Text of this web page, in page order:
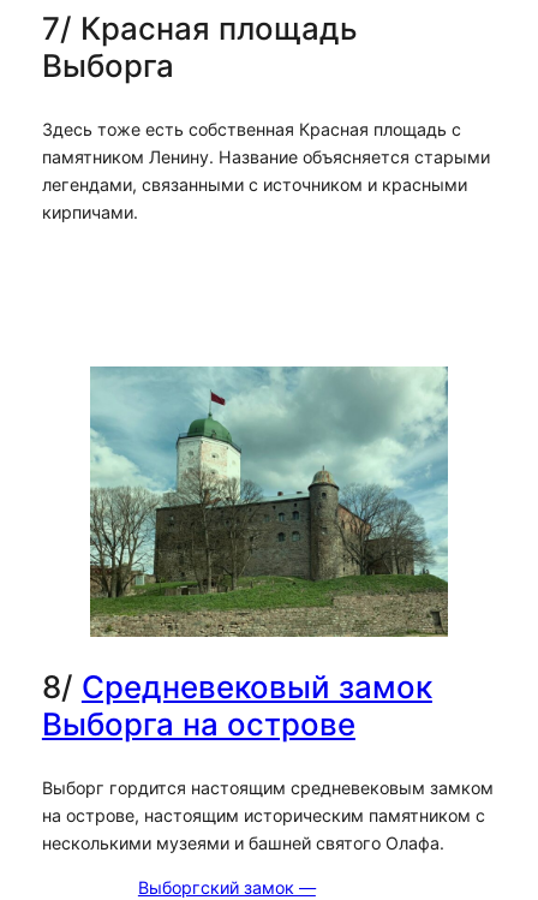
7/ Красная площадь
Выборга
Здесь тоже есть собственная Красная площадь с
памятником Ленину. Название объясняется старыми
легендами, связанными с источником и красными
кирпичами.
8/ Средневековый замок
Выборга на острове
Выборг гордится настоящим средневековым замком
на острове, настоящим историческим памятником с
несколькими музеями и башней святого Олафа.
Выборгский замок —